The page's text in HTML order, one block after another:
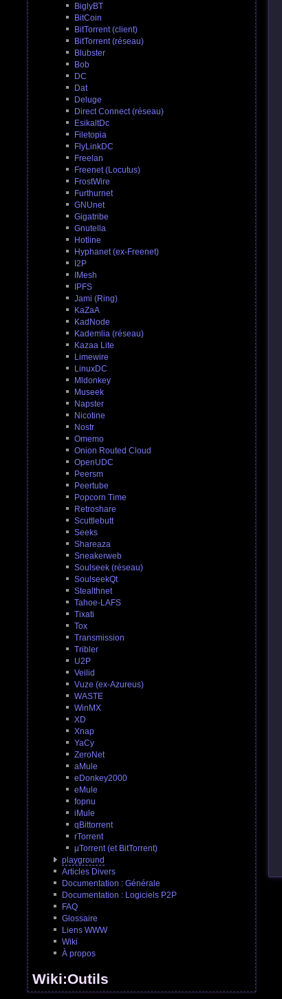
BiglyBT
BitCoin
BitTorrent (client)
BitTorrent (réseau)
Blubster
Bob
DC
Dat
Deluge
Direct Connect (réseau)
EsikaltDc
Filetopia
FlyLinkDC
Freelan
Freenet (Locutus)
FrostWire
Furthurnet
GNUnet
Gigatribe
Gnutella
Hotline
Hyphanet (ex-Freenet)
I2P
IMesh
IPFS
Jami (Ring)
KaZaA
KadNode
Kademlia (réseau)
Kazaa Lite
Limewire
LinuxDC
Mldonkey
Museek
Napster
Nicotine
Nostr
Omemo
Onion Routed Cloud
OpenUDC
Peersm
Peertube
Popcorn Time
Retroshare
Scuttlebutt
Seeks
Shareaza
Sneakerweb
Soulseek (réseau)
SoulseekQt
Stealthnet
Tahoe-LAFS
Tixati
Tox
Transmission
Tribler
U2P
Veilid
Vuze (ex-Azureus)
WASTE
WinMX
XD
Xnap
YaCy
ZeroNet
aMule
eDonkey2000
eMule
fopnu
iMule
qBittorrent
rTorrent
µTorrent (et BitTorrent)
playground
Articles Divers
Documentation : Générale
Documentation : Logiciels P2P
FAQ
Glossaire
Liens WWW
Wiki
À propos
Wiki:Outils